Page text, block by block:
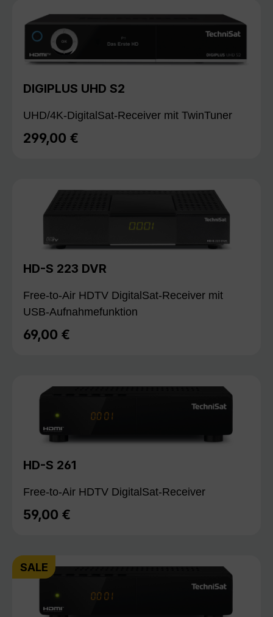
DIGIPLUS UHD S2
UHD/4K-DigitalSat-Receiver mit TwinTuner
Regulärer Preis:
299,00 €
HD-S 223 DVR
Free-to-Air HDTV DigitalSat-Receiver mit
USB-Aufnahmefunktion
Regulärer Preis:
69,00 €
HD-S 261
Free-to-Air HDTV DigitalSat-Receiver
Regulärer Preis:
59,00 €
SALE